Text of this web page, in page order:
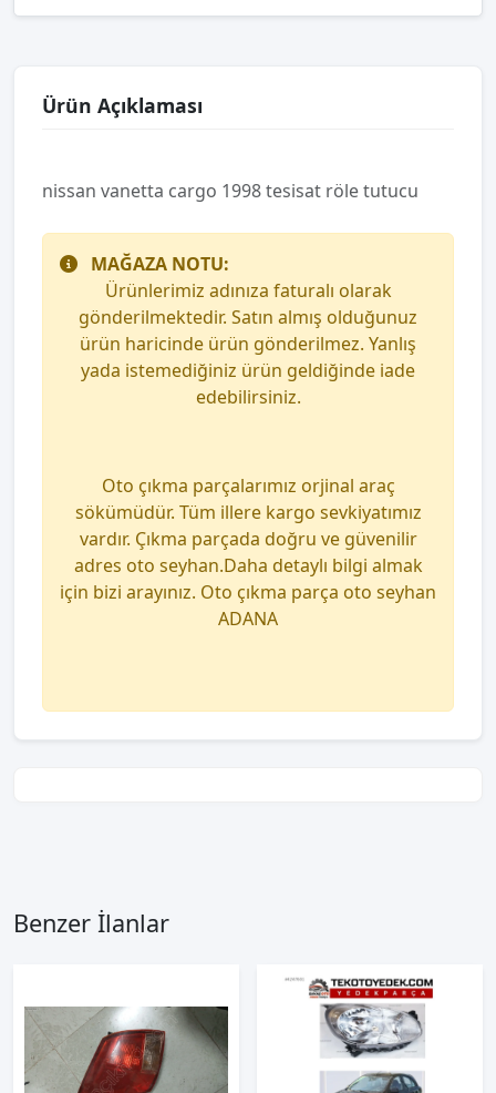
Ürün Açıklaması
nissan vanetta cargo 1998 tesisat röle tutucu
MAĞAZA NOTU:
Ürünlerimiz adınıza faturalı olarak
gönderilmektedir. Satın almış olduğunuz
ürün haricinde ürün gönderilmez. Yanlış
yada istemediğiniz ürün geldiğinde iade
edebilirsiniz.
Oto çıkma parçalarımız orjinal araç
sökümüdür. Tüm illere kargo sevkiyatımız
vardır. Çıkma parçada doğru ve güvenilir
adres oto seyhan.Daha detaylı bilgi almak
için bizi arayınız. Oto çıkma parça oto seyhan
ADANA
Benzer İlanlar